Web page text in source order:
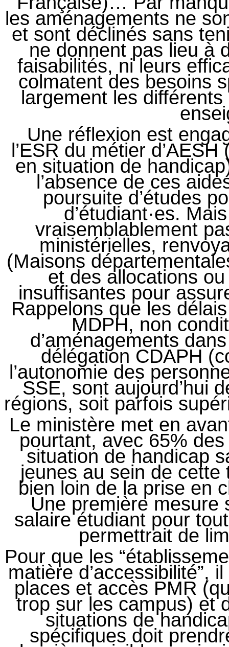
les aménagements ne
et sont déclinés sans
ne donnent pas lieu à
faisabilités, ni leurs
colmatent des besoins
largement les
Une réflexion est
l’ESR du métier
en situation de
l’absence de ces
poursuite d’études
d’étudiant·es.
vraisemblablement
ministérielles,
(Maisons
et des allocations
insuffisantes pour
Rappelons que les
MDPH, non
d’aménagements
délégation CDAPH
l’autonomie des
SSE, sont aujourd’hui
régions, soit parfois
Le ministère met en
pourtant, avec 65%
situation de handicap
jeunes au sein de cette
bien loin de la prise en
Une première mesure
salaire étudiant pour
permettrait de
Pour que les
matière d’accessibilité”,
places et accès PMR
trop sur les campus) et
situations de
spécifiques doit